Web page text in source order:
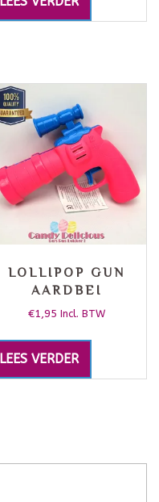
LOLLIPOP GUN
AARDBEI
€1,95 Incl. BTW
LEES VERDER